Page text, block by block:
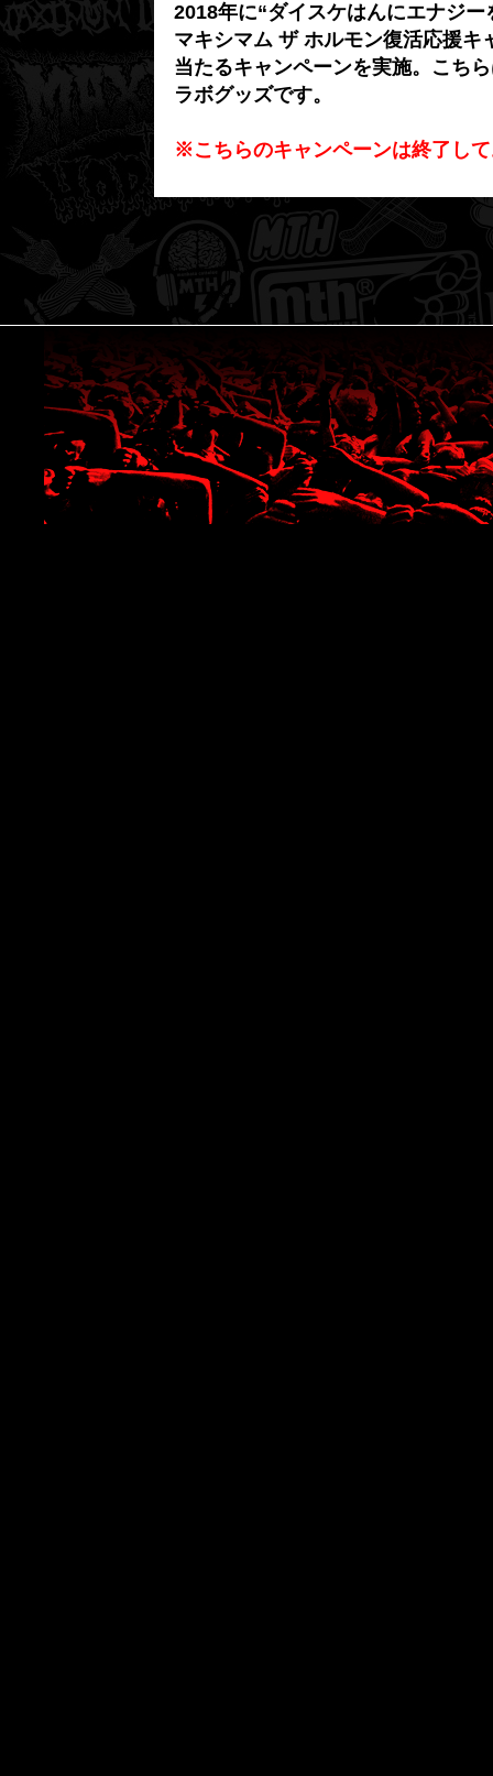
2018年に“ダイスケはんにエナジー
マキシマム ザ ホルモン復活応援
当たるキャンペーンを実施。こち
ラボグッズです。
※こちらのキャンペーンは終了し